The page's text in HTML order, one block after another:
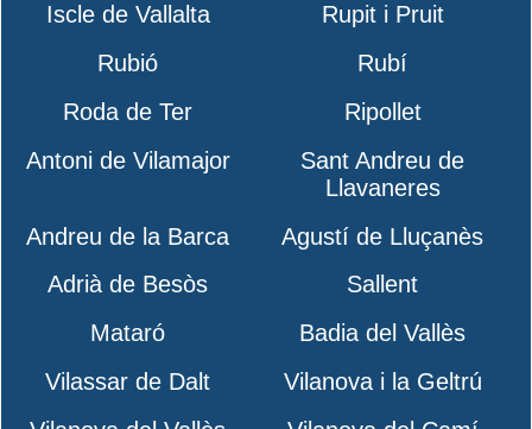
Iscle de Vallalta
Rupit i Pruit
Rubió
Rubí
Roda de Ter
Ripollet
Antoni de Vilamajor
Sant Andreu de
Llavaneres
Andreu de la Barca
Agustí de Lluçanès
Adrià de Besòs
Sallent
Mataró
Badia del Vallès
Vilassar de Dalt
Vilanova i la Geltrú